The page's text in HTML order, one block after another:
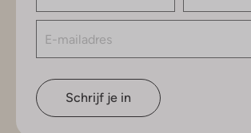
Schrijf je in